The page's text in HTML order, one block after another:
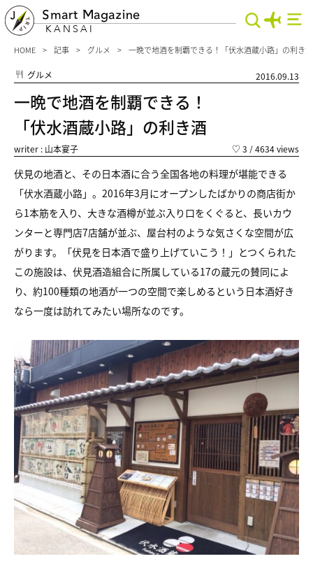
Smart Magazine
KANSAI
HOME 記事 グルメ 一晩で地酒を制覇できる！「伏水酒蔵小路」の利き酒
グルメ 2016.09.13
一晩で地酒を制覇できる！
「伏水酒蔵小路」の利き酒
writer : 山本宴子 ♡ 3 / 4634 views
伏見の地酒と、その日本酒に合う全国各地の料理が堪能できる
「伏水酒蔵小路」。2016年3月にオープンしたばかりの商店街か
ら1本筋を入り、大きな酒樽が並ぶ入り口をくぐると、長いカウ
ンターと専門店7店舗が並ぶ、屋台村のような気さくな空間が広
がります。「伏見を日本酒で盛り上げていこう！」とつくられた
この施設は、伏見酒造組合に所属している17の蔵元の賛同によ
り、約100種類の地酒が一つの空間で楽しめるという日本酒好き
なら一度は訪れてみたい場所なのです。